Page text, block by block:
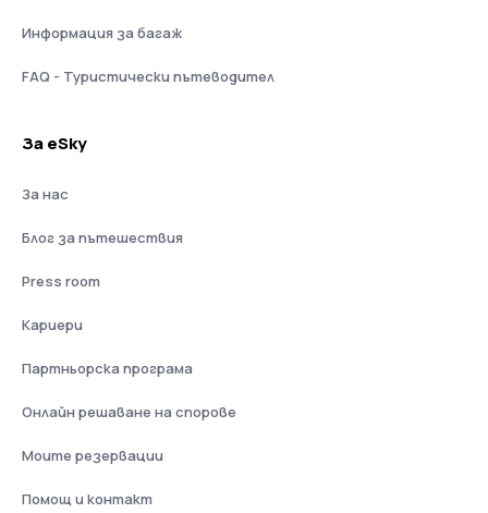
Информация за багаж
FAQ - Туристически пътеводител
За eSky
За нас
Блог за пътешествия
Press room
Кариери
Партньорска програма
Онлайн решаване на спорове
Моите резервации
Помощ и контакт